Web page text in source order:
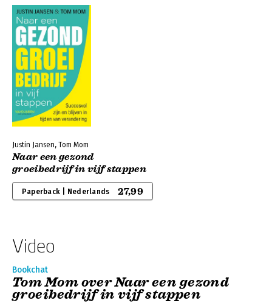
Justin Jansen, Tom Mom
Naar een gezond
groeibedrijf in vijf stappen
Paperback | Nederlands 27,99
Video
Bookchat
Tom Mom over Naar een gezond
groeibedrijf in vijf stappen